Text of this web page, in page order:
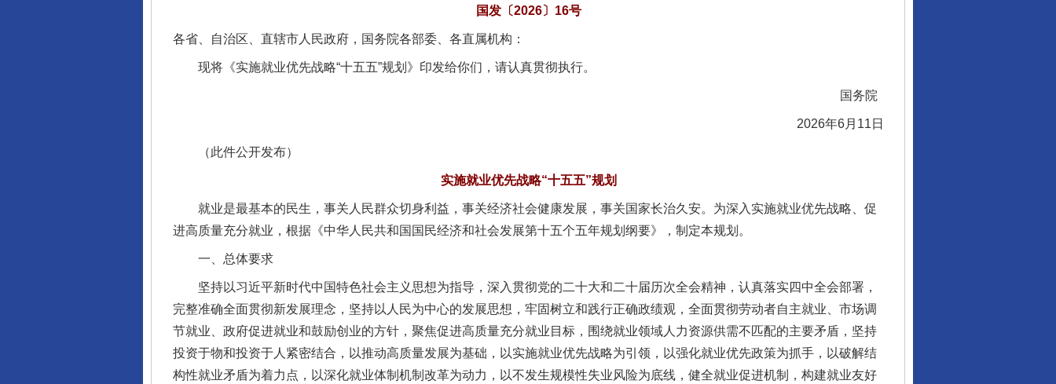
国发〔2026〕16号
各省、自治区、直辖市人民政府，国务院各部委、各直属机构：
现将《实施就业优先战略“十五五”规划》印发给你们，请认真贯彻执行。
国务院
2026年6月11日
（此件公开发布）
实施就业优先战略“十五五”规划
就业是最基本的民生，事关人民群众切身利益，事关经济社会健康发展，事关国家长治久安。为深入实施就业优先战略、促
进高质量充分就业，根据《中华人民共和国国民经济和社会发展第十五个五年规划纲要》，制定本规划。
一、总体要求
坚持以习近平新时代中国特色社会主义思想为指导，深入贯彻党的二十大和二十届历次全会精神，认真落实四中全会部署，
完整准确全面贯彻新发展理念，坚持以人民为中心的发展思想，牢固树立和践行正确政绩观，全面贯彻劳动者自主就业、市场调
节就业、政府促进就业和鼓励创业的方针，聚焦促进高质量充分就业目标，围绕就业领域人力资源供需不匹配的主要矛盾，坚持
投资于物和投资于人紧密结合，以推动高质量发展为基础，以实施就业优先战略为引领，以强化就业优先政策为抓手，以破解结
构性就业矛盾为着力点，以深化就业体制机制改革为动力，以不发生规模性失业风险为底线，健全就业促进机制，构建就业友好